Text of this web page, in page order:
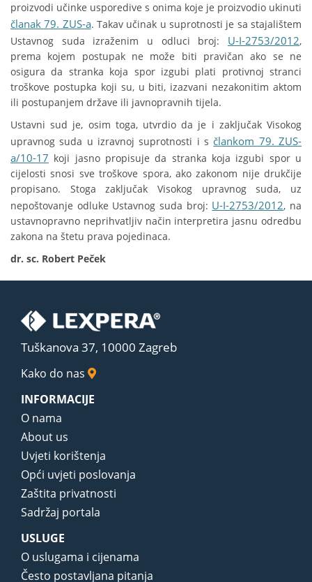
proizvodi učinke usporedive s onima koje je proizvodio ukinuti
članak 79. ZUS-a. Takav učinak u suprotnosti je sa stajalištem
Ustavnog suda izraženim u odluci broj: U-I-2753/2012,
prema kojem postupak ne može biti pravičan ako se ne
osigura da stranka koja spor izgubi plati protivnoj stranci
troškove postupka koji su, u biti, izazvani nezakonitim aktom
ili postupanjem države ili javnopravnih tijela.
Ustavni sud je, osim toga, utvrdio da je i zaključak Visokog
upravnog suda u izravnoj suprotnosti i s člankom 79. ZUS-
a/10-17 koji jasno propisuje da stranka koja izgubi spor u
cijelosti snosi sve troškove spora, ako zakonom nije drukčije
propisano. Stoga zaključak Visokog upravnog suda, uz
nepoštovanje odluke Ustavnog suda broj: U-I-2753/2012, na
ustavnopravno neprihvatljiv način interpretira jasnu odredbu
zakona na štetu prava pojedinaca.
dr. sc. Robert Peček
Tuškanova 37, 10000 Zagreb
Kako do nas
INFORMACIJE
O nama
About us
Uvjeti korištenja
Opći uvjeti poslovanja
Zaštita privatnosti
Sadržaj portala
USLUGE
O uslugama i cijenama
Često postavljana pitanja